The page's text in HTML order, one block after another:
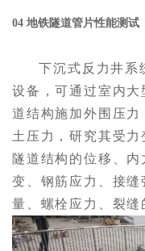
04 地铁隧道管片性能测试
下沉式反力井系
设备，可通过室内
道结构施加外围压
土压力，研究其受
隧道结构的位移、
变、钢筋应力、接
量、螺栓应力、裂缝